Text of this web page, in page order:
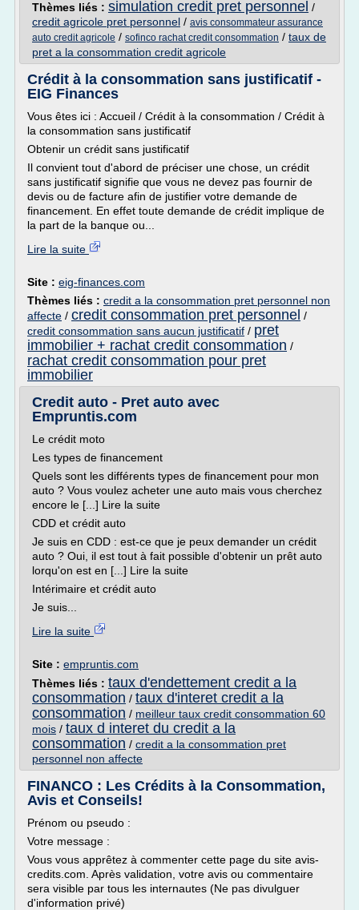
Thèmes liés : simulation credit pret personnel /
credit agricole pret personnel / avis consommateur assurance
auto credit agricole / sofinco rachat credit consommation / taux de
pret a la consommation credit agricole
Crédit à la consommation sans justificatif -
EIG Finances
Vous êtes ici : Accueil / Crédit à la consommation / Crédit à
la consommation sans justificatif
Obtenir un crédit sans justificatif
Il convient tout d'abord de préciser une chose, un crédit
sans justificatif signifie que vous ne devez pas fournir de
devis ou de facture afin de justifier votre demande de
financement. En effet toute demande de crédit implique de
la part de la banque ou...
Lire la suite
Site : eig-finances.com
Thèmes liés : credit a la consommation pret personnel non
affecte / credit consommation pret personnel /
credit consommation sans aucun justificatif / pret
immobilier + rachat credit consommation /
rachat credit consommation pour pret
immobilier
Credit auto - Pret auto avec
Empruntis.com
Le crédit moto
Les types de financement
Quels sont les différents types de financement pour mon
auto ? Vous voulez acheter une auto mais vous cherchez
encore le [...] Lire la suite
CDD et crédit auto
Je suis en CDD : est-ce que je peux demander un crédit
auto ? Oui, il est tout à fait possible d'obtenir un prêt auto
lorqu'on est en [...] Lire la suite
Intérimaire et crédit auto
Je suis...
Lire la suite
Site : empruntis.com
Thèmes liés : taux d'endettement credit a la
consommation / taux d'interet credit a la
consommation / meilleur taux credit consommation 60
mois / taux d interet du credit a la
consommation / credit a la consommation pret
personnel non affecte
FINANCO : Les Crédits à la Consommation,
Avis et Conseils!
Prénom ou pseudo :
Votre message :
Vous vous apprêtez à commenter cette page du site avis-
credits.com. Après validation, votre avis ou commentaire
sera visible par tous les internautes (Ne pas divulguer
d'information privé)